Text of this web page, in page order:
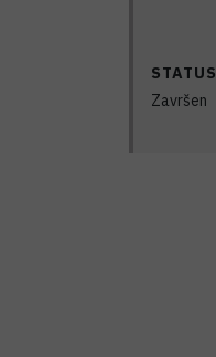
STATUS
Završen